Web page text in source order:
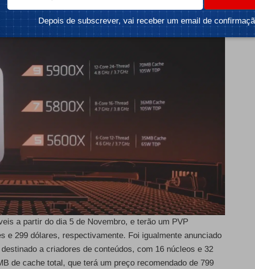
a partir do dia 5 de Novembro, e terão um PVP
e 299 dólares, respectivamente. Foi igualmente anunciado
a criadores de conteúdos, com 16 núcleos e 32
de cache total, que terá um preço recomendado de 799
Depois de subscrever, vai receber um email de